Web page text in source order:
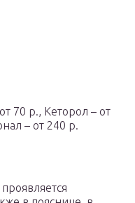
70 р., Кеторол – от
– от 240 р.